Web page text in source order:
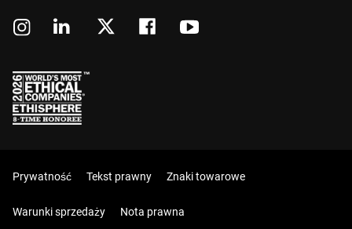
Prywatność Tekst prawny Znaki towarowe
Warunki sprzedaży Nota prawna